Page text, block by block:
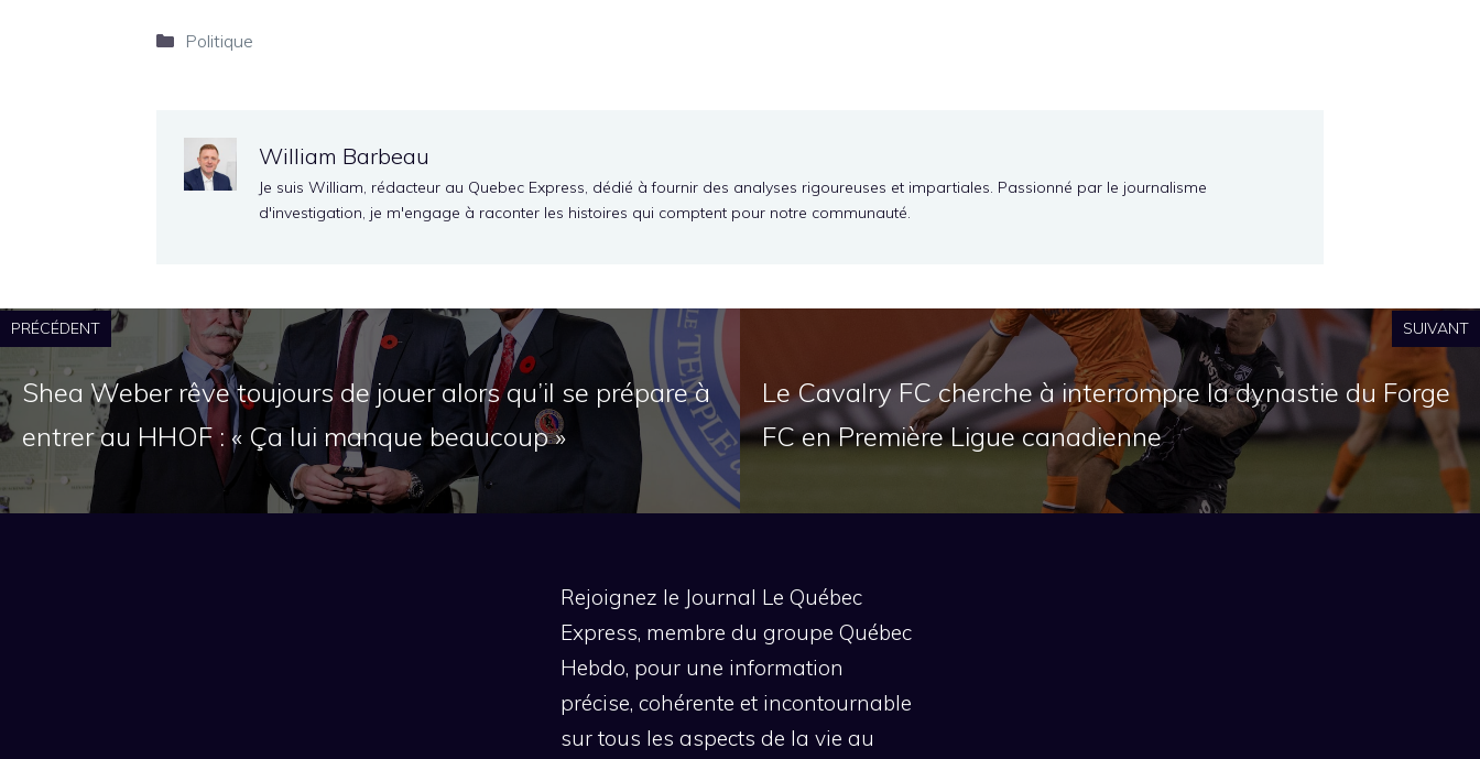
Catégories
Politique
William Barbeau
Je suis William, rédacteur au Quebec Express, dédié à fournir des analyses rigoureuses et impartiales. Passionné par le journalisme
d'investigation, je m'engage à raconter les histoires qui comptent pour notre communauté.
PRÉCÉDENT
Shea Weber rêve toujours de jouer alors qu’il se prépare à
entrer au HHOF : « Ça lui manque beaucoup »
SUIVANT
Le Cavalry FC cherche à interrompre la dynastie du Forge
FC en Première Ligue canadienne
Rejoignez le Journal Le Québec
Express, membre du groupe Québec
Hebdo, pour une information
précise, cohérente et incontournable
sur tous les aspects de la vie au